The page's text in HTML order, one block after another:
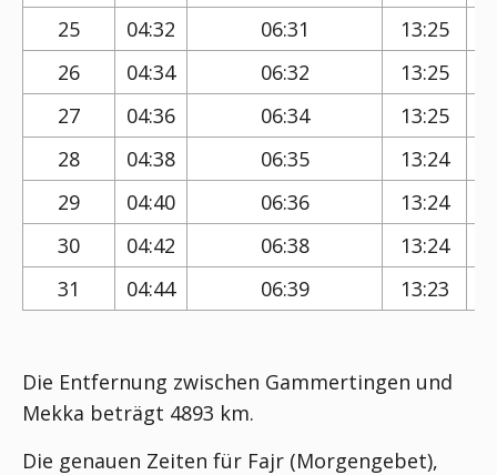
25
04:32 06:31 13:25
26
04:34 06:32 13:25
27
04:36 06:34 13:25
28
04:38 06:35 13:24
29
04:40 06:36 13:24
30
04:42 06:38 13:24
31
04:44 06:39 13:23
Die Entfernung zwischen Gammertingen und
Mekka beträgt 4893 km.
Die genauen Zeiten für Fajr (Morgengebet),